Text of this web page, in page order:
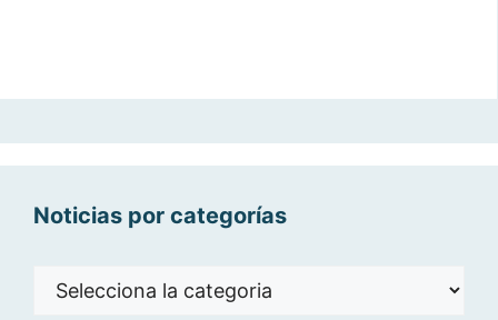
Noticias por categorías
Noticias